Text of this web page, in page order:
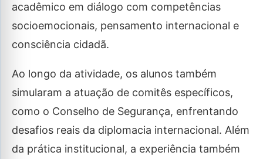
acadêmico em diálogo com competências
socioemocionais, pensamento internacional e
consciência cidadã.
Ao longo da atividade, os alunos também
simularam a atuação de comitês específicos,
como o Conselho de Segurança, enfrentando
desafios reais da diplomacia internacional. Além
da prática institucional, a experiência também